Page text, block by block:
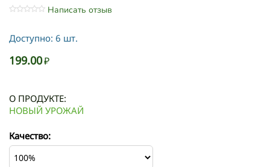
Написать отзыв
Доступно: 6 шт.
199.00₽
О ПРОДУКТЕ:
НОВЫЙ УРОЖАЙ
Качество: